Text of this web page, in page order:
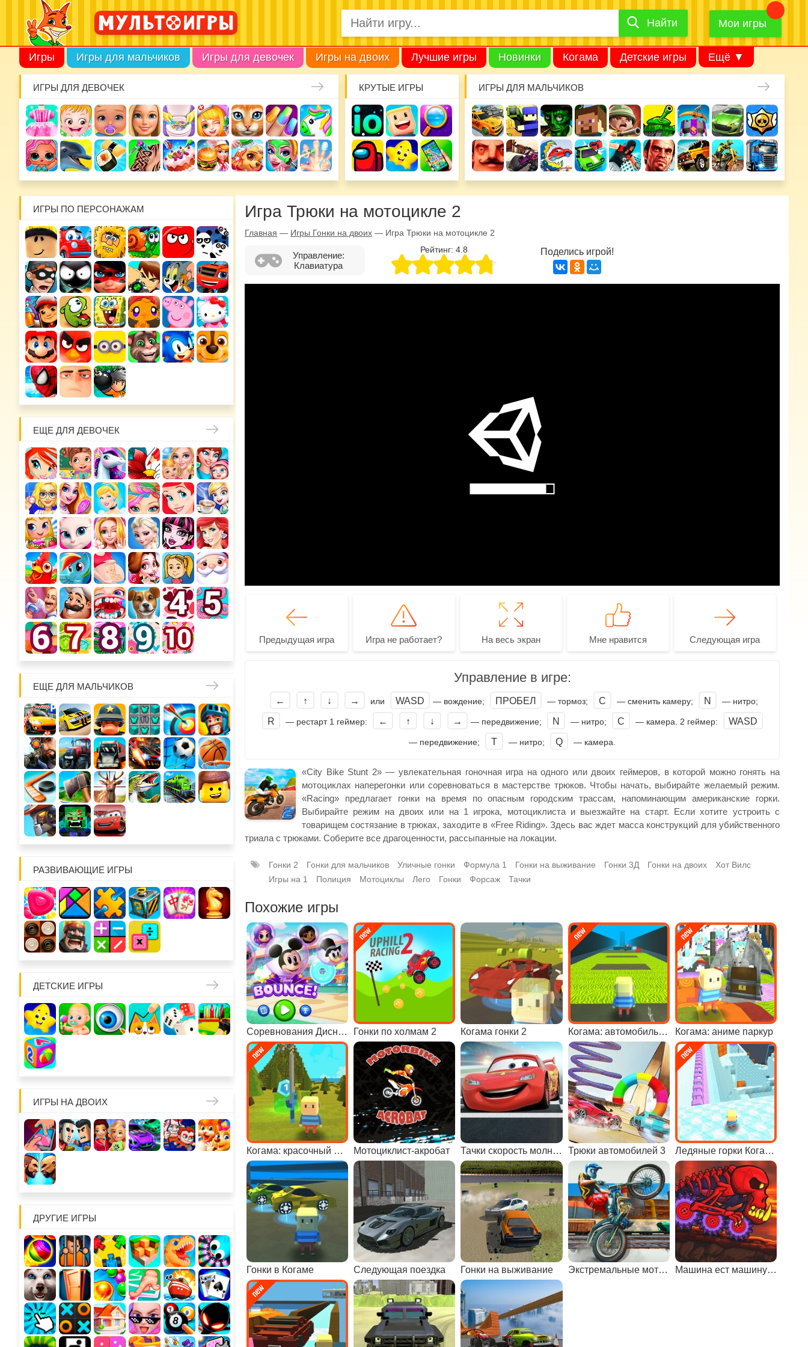
Найти
Найти Мои игры
Игры Игры для мальчиков Игры для девочек Игры на двоих Лучшие игры Новинки Когама Детские игры Ещё ▼
ИГРЫ ДЛЯ ДЕВОЧЕК КРУТЫЕ ИГРЫ ИГРЫ ДЛЯ МАЛЬЧИКОВ
ИГРЫ ПО ПЕРСОНАЖАМ
ЕЩЕ ДЛЯ ДЕВОЧЕК
ЕЩЕ ДЛЯ МАЛЬЧИКОВ
РАЗВИВАЮЩИЕ ИГРЫ
ДЕТСКИЕ ИГРЫ
ИГРЫ НА ДВОИХ
ДРУГИЕ ИГРЫ
Игра Трюки на мотоцикле 2
Главная — Игры Гонки на двоих — Игра Трюки на мотоцикле 2
Управление:
Клавиатура
Рейтинг: 4.8 Поделись игрой!
Предыдущая игра Игра не работает? На весь экран Мне нравится Следующая игра
Управление в игре:
← ↑ ↓ → или WASD — вождение; ПРОБЕЛ — тормоз; C — сменить камеру; N — нитро;
R — рестарт 1 геймер: ← ↑ ↓ → — передвижение; N — нитро; C — камера. 2 геймер: WASD
— передвижение; T — нитро; Q — камера.
«City Bike Stunt 2» — увлекательная гоночная игра на одного или двоих геймеров, в которой можно гонять на
мотоциклах наперегонки или соревноваться в мастерстве трюков. Чтобы начать, выбирайте желаемый режим.
«Racing» предлагает гонки на время по опасным городским трассам, напоминающим американские горки.
Выбирайте режим на двоих или на 1 игрока, мотоциклиста и выезжайте на старт. Если хотите устроить с
товарищем состязание в трюках, заходите в «Free Riding». Здесь вас ждет масса конструкций для убийственного
триала с трюками. Соберите все драгоценности, рассыпанные на локации.
Гонки 2 Гонки для мальчиков Уличные гонки Формула 1 Гонки на выживание Гонки 3Д Гонки на двоих
Хот Вилс
Игры на 1
Полиция Мотоциклы Лего Гонки Форсаж Тачки
Похожие игры
Соревнования Дисней Гонки по холмам 2 Когама гонки 2 Когама: автомобильный паркур Когама: аниме паркур
Когама: красочный паркур Мотоциклист-акробат Тачки скорость молнии Трюки автомобилей 3 Ледяные горки Когамы
Гонки в Когаме Следующая поездка Гонки на выживание Экстремальные мотоциклы Машина ест машину: вулканическое приключение